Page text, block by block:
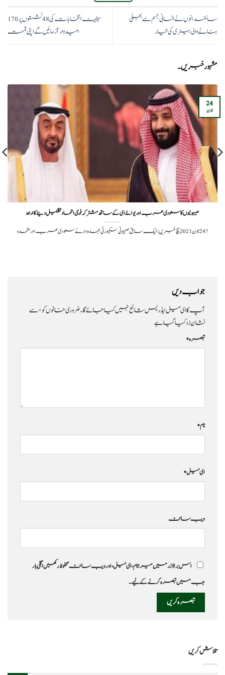
سائنسدانوں نے انسانی جسم سے بجلی
بنانے والی بیٹری کی تیار
سینیٹ انتخابات کی 48 نشستوں پر 170
امیدوار آزمائیں گے اپنی قسمت
مشہور خبریں۔
صیہونیوں کا سعودی عرب اور یوائے ای کے ساتھ مشترکہ فوجی اتحاد تشکیل دینے کا ارادہ
?️ 24 جون 2021سچ خبریں:ایک سابق صہیونی سکیورٹی عہدہ دار نے سعودی عرب اور متحدہ
24
جون
جواب دیں
آپ کا ای میل ایڈریس شائع نہیں کیا جائے گا۔ضروری خانوں کو*سے
نشان زد کیا گیا ہے
تبصرہ*
نام*
ای میل*
ویب‌ سائٹ
اس براؤزر میں میرا نام، ای میل، اور ویب سائٹ محفوظ رکھیں اگلی بار
جب میں تبصرہ کرنے کےلیے۔
تلاش کریں